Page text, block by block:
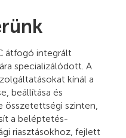
átfogó integrált
specializálódott. A
kínál a
beállítása és
összetettségi szinten,
a beléptetés-
riasztásokhoz, fejlett